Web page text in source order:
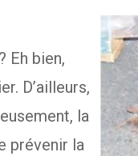
Eh bien,
D’ailleurs,
la
prévenir la